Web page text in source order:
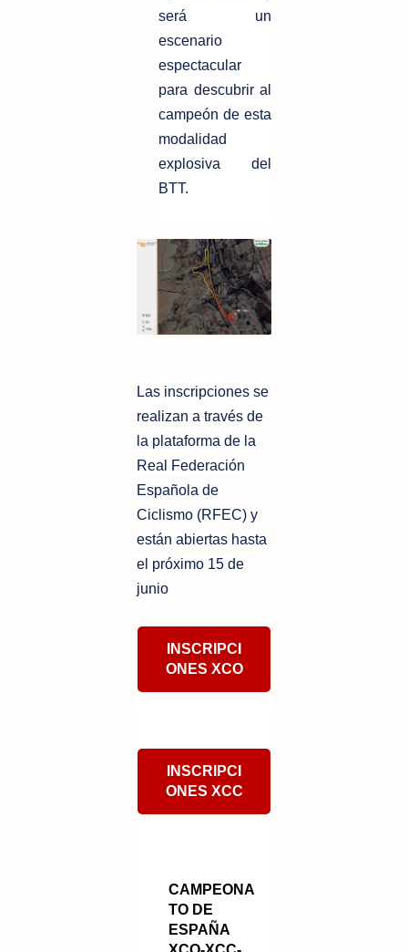
será un
escenario
espectacular
para descubrir al
campeón de esta
modalidad
explosiva del
BTT.
Las inscripciones se
realizan a través de
la plataforma de la
Real Federación
Española de
Ciclismo (RFEC) y
están abiertas hasta
el próximo 15 de
junio
INSCRIPCI
ONES XCO
INSCRIPCI
ONES XCC
CAMPEONA
TO DE
ESPAÑA